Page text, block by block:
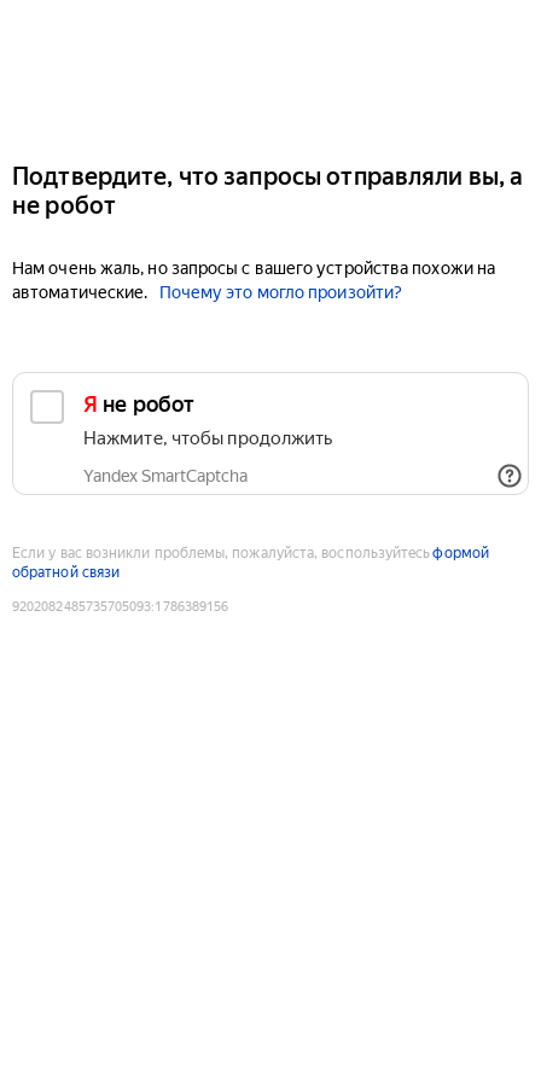
Подтвердите, что запросы отправляли вы, а
не робот
Нам очень жаль, но запросы с вашего устройства похожи на
автоматические.
Почему это могло произойти?
Я не робот
Нажмите, чтобы продолжить
Yandex SmartCaptcha
Если у вас возникли проблемы, пожалуйста, воспользуйтесьформой
обратной связи
9202082485735705093:1786389156